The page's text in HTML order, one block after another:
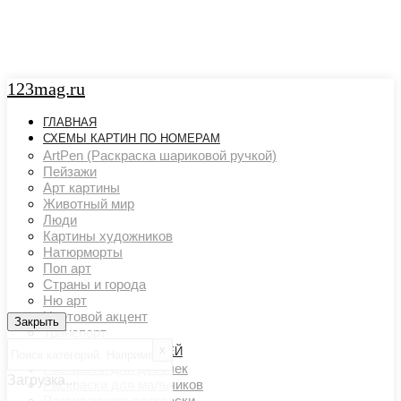
123mag.ru
ГЛАВНАЯ
СХЕМЫ КАРТИН ПО НОМЕРАМ
ArtPen (Раскраска шариковой ручкой)
Пейзажи
Арт картины
Животный мир
Люди
Картины художников
Натюрморты
Поп арт
Страны и города
Ню арт
Цветовой акцент
Транспорт
РАСКРАСКИ ДЛЯ ДЕТЕЙ
Раскраски для девочек
Раскраски для мальчиков
Закрыть
Закрыть
Загрузка...